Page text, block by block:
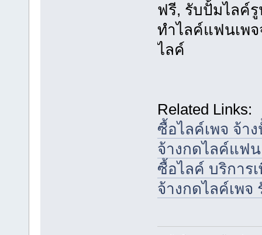
ฟรี, รับปั้มไลค์
ทำไลค์แฟนเพ
ไลค์
Related Links:
ซื้อไลค์เพจ จ้า
จ้างกดไลค์แฟ
ซื้อไลค์ บริการ
จ้างกดไลค์เพ